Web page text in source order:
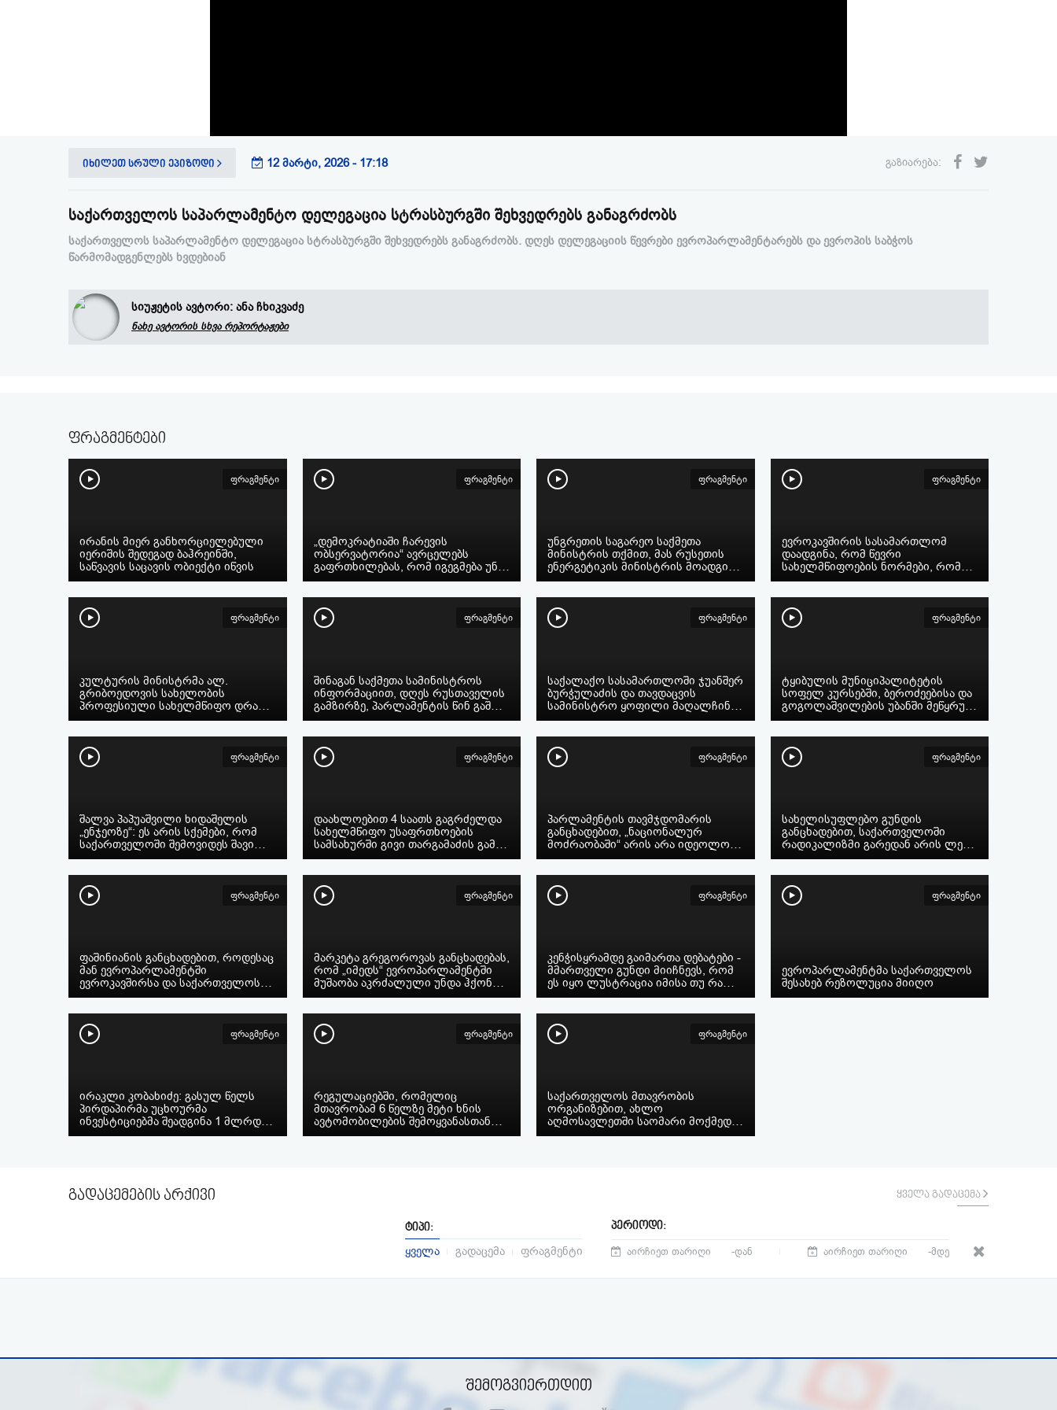
გაზიარება:
იხილეთ სრული ეპიზოდი 12 მარტი, 2026 - 17:18
საქართველოს საპარლამენტო დელეგაცია სტრასბურგში შეხვედრებს განაგრძობს
საქართველოს საპარლამენტო დელეგაცია სტრასბურგში შეხვედრებს განაგრძობს. დღეს დელეგაციის წევრები ევროპარლამენტარებს და ევროპის საბჭოს
წარმომადგენლებს ხვდებიან
სიუჟეტის ავტორი: ანა ჩხიკვაძე
ნახე ავტორის სხვა რეპორტაჟები
ფრაგმენტები
ფრაგმენტი
ირანის მიერ განხორციელებული
იერიშის შედეგად ბაჰრეინში,
საწვავის საცავის ობიექტი იწვის
ფრაგმენტი
„დემოკრატიაში ჩარევის
ობსერვატორია“ ავრცელებს
გაფრთხილებას, რომ იგეგმება უნ…
ფრაგმენტი
უნგრეთის საგარეო საქმეთა
მინისტრის თქმით, მას რუსეთის
ენერგეტიკის მინისტრის მოადგი…
ფრაგმენტი
ევროკავშირის სასამართლომ
დაადგინა, რომ წევრი
სახელმწიფოების ნორმები, რომ…
ფრაგმენტი
კულტურის მინისტრმა ალ.
გრიბოედოვის სახელობის
პროფესიული სახელმწიფო დრა…
ფრაგმენტი
შინაგან საქმეთა სამინისტროს
ინფორმაციით, დღეს რუსთაველის
გამზირზე, პარლამენტის წინ გაშ…
ფრაგმენტი
საქალაქო სასამართლოში ჯუანშერ
ბურჭულაძის და თავდაცვის
სამინისტრო ყოფილი მაღალჩინ…
ფრაგმენტი
ტყიბულის მუნიციპალიტეტის
სოფელ კურსებში, ბეროძეებისა და
გოგოლაშვილების უბანში მეწყრუ…
ფრაგმენტი
შალვა პაპუაშვილი ხიდაშელის
„ენჯეოზე“: ეს არის სქემები, რომ
საქართველოში შემოვიდეს შავი…
ფრაგმენტი
დაახლოებით 4 საათს გაგრძელდა
სახელმწიფო უსაფრთხოების
სამსახურში გივი თარგამაძის გამ…
ფრაგმენტი
პარლამენტის თავმჯდომარის
განცხადებით, „ნაციონალურ
მოძრაობაში“ არის არა იდეოლო…
ფრაგმენტი
სახელისუფლებო გუნდის
განცხადებით, საქართველოში
რადიკალიზმი გარედან არის ლე…
ფრაგმენტი
ფაშინიანის განცხადებით, როდესაც
მან ევროპარლამენტში
ევროკავშირსა და საქართველოს…
ფრაგმენტი
მარკეტა გრეგოროვას განცხადებას,
რომ „იმედს“ ევროპარლამენტში
მუშაობა აკრძალული უნდა ჰქონ…
ფრაგმენტი
კენჭისყრამდე გაიმართა დებატები -
მმართველი გუნდი მიიჩნევს, რომ
ეს იყო ლუსტრაცია იმისა თუ რა…
ფრაგმენტი
ევროპარლამენტმა საქართველოს
შესახებ რეზოლუცია მიიღო
ფრაგმენტი
ირაკლი კობახიძე: გასულ წელს
პირდაპირმა უცხოურმა
ინვესტიციებმა შეადგინა 1 მლრდ…
ფრაგმენტი
რეგულაციებში, რომელიც
მთავრობამ 6 წელზე მეტი ხნის
ავტომობილების შემოყვანასთან…
ფრაგმენტი
საქართველოს მთავრობის
ორგანიზებით, ახლო
აღმოსავლეთში საომარი მოქმედ…
გადაცემების არქივი ყველა გადაცემა
ტიპი:
ყველა გადაცემა ფრაგმენტი
პერიოდი:
-დან
-მდე
შემოგვიერთდით